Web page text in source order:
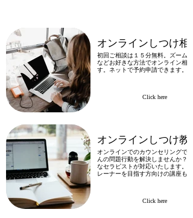
オンラインしつけ相談
初回ご相談は１５分無料。ズームや
などお好きな方法でオンライン相談
す。ネットで予約申請できます。
Click here
オンラインしつけ教室
オンラインでのカウンセリングでワ
んの問題行動を解決しませんか？経
なセラピストが対応いたします。ド
レーナーを目指す方向けの講座もご
Click here